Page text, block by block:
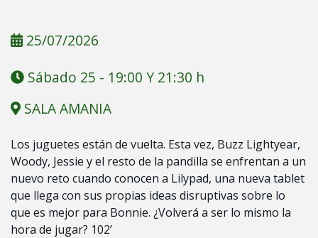
25/07/2026
Sábado 25 - 19:00 Y 21:30 h
SALA AMANIA
Los juguetes están de vuelta. Esta vez, Buzz Lightyear,
Woody, Jessie y el resto de la pandilla se enfrentan a un
nuevo reto cuando conocen a Lilypad, una nueva tablet
que llega con sus propias ideas disruptivas sobre lo
que es mejor para Bonnie. ¿Volverá a ser lo mismo la
hora de jugar? 102’